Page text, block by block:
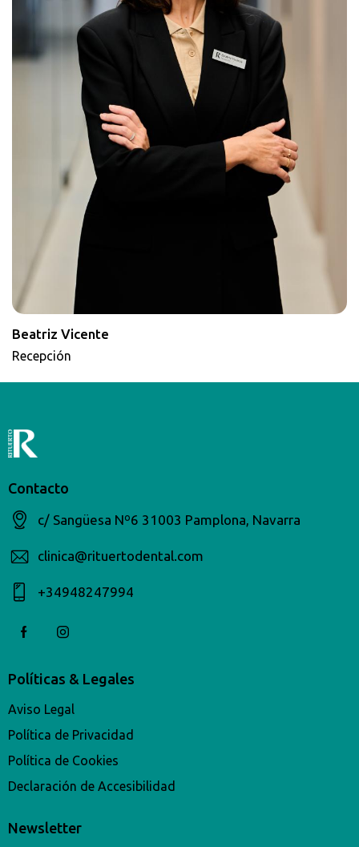
Beatriz Vicente
Recepción
Contacto
c/ Sangüesa Nº6 31003 Pamplona, Navarra
clinica@rituertodental.com
+34948247994​
Políticas & Legales
Aviso Legal
Política de Privacidad
Política de Cookies
Declaración de Accesibilidad
Newsletter